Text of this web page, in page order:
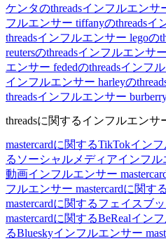
ケンタのthreadsインフルエンサ
フルエンサー tiffanyのthreadsイ
threadsインフルエンサー legoの
reutersのthreadsインフルエンサー
エンサー fededのthreadsインフ
インフルエンサー harleyの
threadsインフルエンサー
threadsに関するインフルエンサ
mastercardに関するTikTokイン
るソーシャルメディアインフル
動画インフルエンサー
フルエンサー mastercardに関す
mastercardに関するフェイスブ
mastercardに関するBeRealイン
るBlueskyインフルエンサー